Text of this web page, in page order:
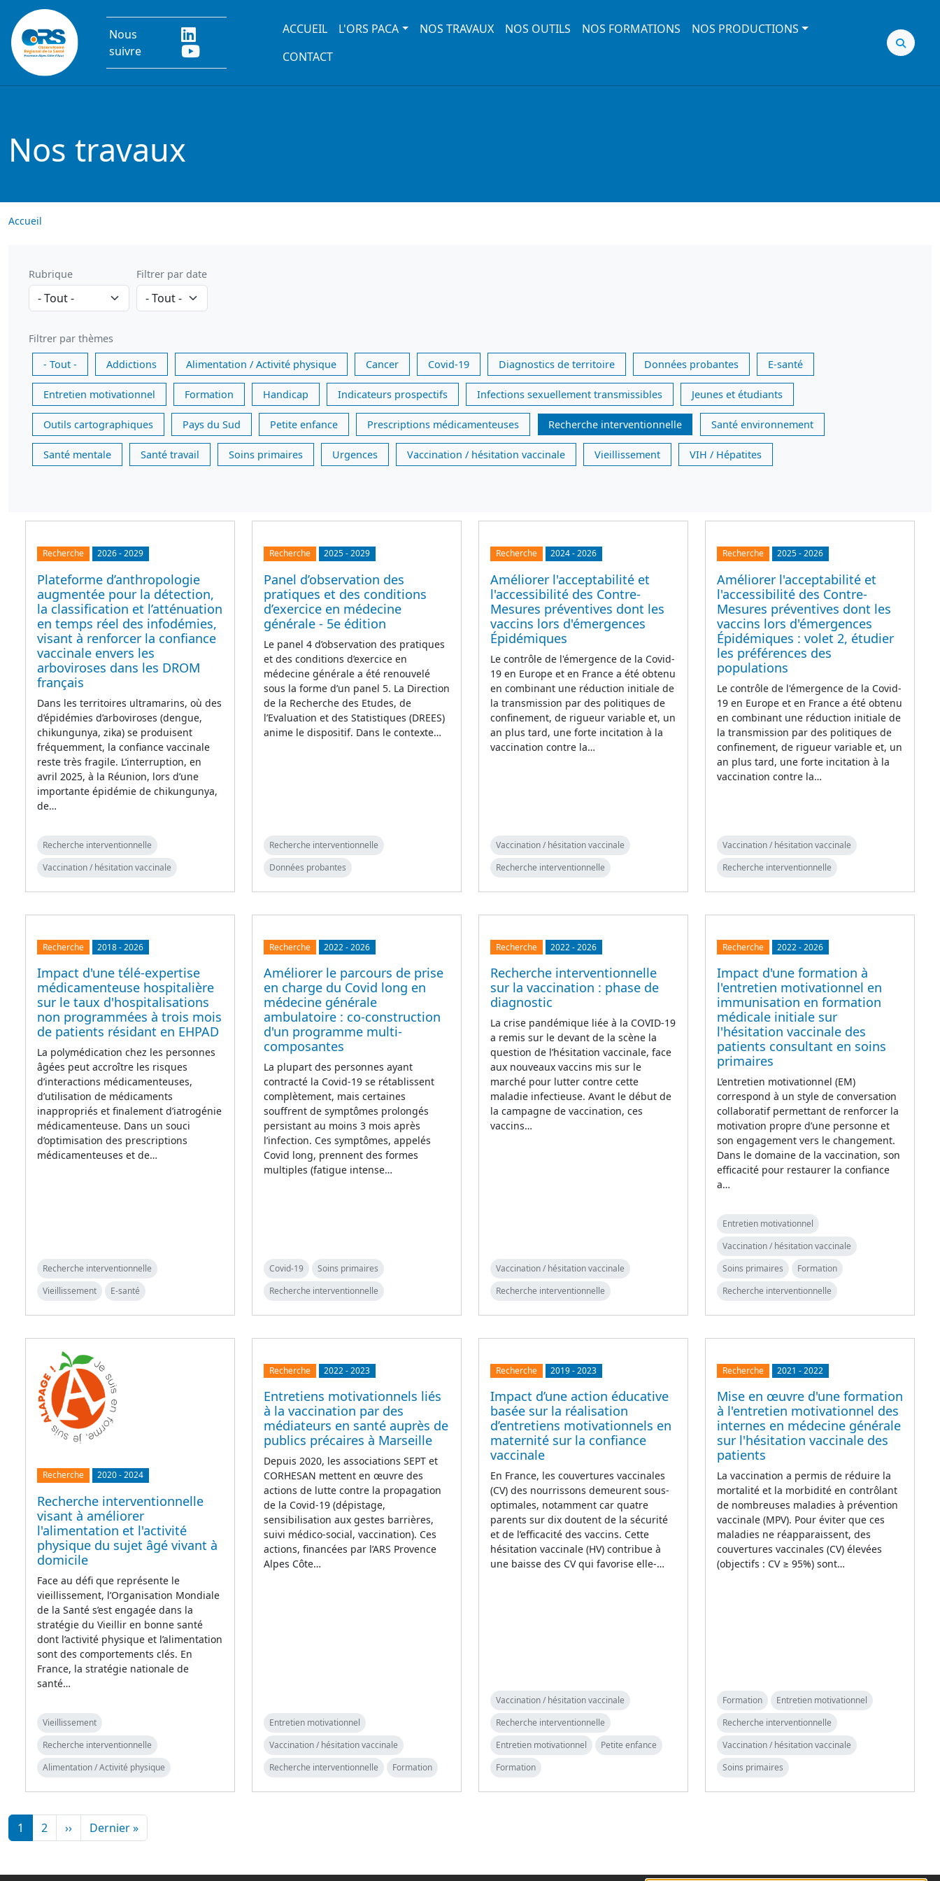
Aller au contenu principal
Nous
suivre
Main navigation
ACCUEIL L'ORS PACA NOS TRAVAUX NOS OUTILS NOS FORMATIONS
NOS PRODUCTIONS
CONTACT
Nos travaux
Accueil
Rubrique Filtrer par date
Filtrer par thèmes
- Tout -
Addictions Alimentation / Activité physique Cancer Covid-19 Diagnostics de territoire Données probantes E-santé
Entretien motivationnel Formation Handicap Indicateurs prospectifs Infections sexuellement transmissibles Jeunes et étudiants
Outils cartographiques Pays du Sud Petite enfance Prescriptions médicamenteuses Recherche interventionnelle Santé environnement
Santé mentale Santé travail Soins primaires Urgences Vaccination / hésitation vaccinale Vieillissement VIH / Hépatites
Recherche 2026-2029
Plateforme d’anthropologie
augmentée pour la détection,
la classification et l’atténuation
en temps réel des infodémies,
visant à renforcer la confiance
vaccinale envers les
arboviroses dans les DROM
français
Dans les territoires ultramarins, où des
d’épidémies d’arboviroses (dengue,
chikungunya, zika) se produisent
fréquemment, la confiance vaccinale
reste très fragile. L’interruption, en
avril 2025, à la Réunion, lors d’une
importante épidémie de chikungunya,
de…
Recherche interventionnelle
Vaccination / hésitation vaccinale
Recherche 2025-2029
Panel d’observation des
pratiques et des conditions
d’exercice en médecine
générale - 5e édition
Le panel 4 d’observation des pratiques
et des conditions d’exercice en
médecine générale a été renouvelé
sous la forme d’un panel 5. La Direction
de la Recherche des Etudes, de
l’Evaluation et des Statistiques (DREES)
anime le dispositif. Dans le contexte…
Recherche interventionnelle
Données probantes
Recherche 2024-2026
Améliorer l'acceptabilité et
l'accessibilité des Contre-
Mesures préventives dont les
vaccins lors d'émergences
Épidémiques
Le contrôle de l'émergence de la Covid-
19 en Europe et en France a été obtenu
en combinant une réduction initiale de
la transmission par des politiques de
confinement, de rigueur variable et, un
an plus tard, une forte incitation à la
vaccination contre la…
Vaccination / hésitation vaccinale
Recherche interventionnelle
Recherche 2025-2026
Améliorer l'acceptabilité et
l'accessibilité des Contre-
Mesures préventives dont les
vaccins lors d'émergences
Épidémiques : volet 2, étudier
les préférences des
populations
Le contrôle de l'émergence de la Covid-
19 en Europe et en France a été obtenu
en combinant une réduction initiale de
la transmission par des politiques de
confinement, de rigueur variable et, un
an plus tard, une forte incitation à la
vaccination contre la…
Vaccination / hésitation vaccinale
Recherche interventionnelle
Recherche 2018-2026
Impact d'une télé-expertise
médicamenteuse hospitalière
sur le taux d'hospitalisations
non programmées à trois mois
de patients résidant en EHPAD
La polymédication chez les personnes
âgées peut accroître les risques
d’interactions médicamenteuses,
d’utilisation de médicaments
inappropriés et finalement d’iatrogénie
médicamenteuse. Dans un souci
d’optimisation des prescriptions
médicamenteuses et de…
Recherche interventionnelle
Vieillissement
E-santé
Recherche 2022-2026
Améliorer le parcours de prise
en charge du Covid long en
médecine générale
ambulatoire : co-construction
d'un programme multi-
composantes
La plupart des personnes ayant
contracté la Covid-19 se rétablissent
complètement, mais certaines
souffrent de symptômes prolongés
persistant au moins 3 mois après
l’infection. Ces symptômes, appelés
Covid long, prennent des formes
multiples (fatigue intense…
Covid-19
Soins primaires
Recherche interventionnelle
Recherche 2022-2026
Recherche interventionnelle
sur la vaccination : phase de
diagnostic
La crise pandémique liée à la COVID-19
a remis sur le devant de la scène la
question de l’hésitation vaccinale, face
aux nouveaux vaccins mis sur le
marché pour lutter contre cette
maladie infectieuse. Avant le début de
la campagne de vaccination, ces
vaccins…
Vaccination / hésitation vaccinale
Recherche interventionnelle
Recherche 2022-2026
Impact d'une formation à
l'entretien motivationnel en
immunisation en formation
médicale initiale sur
l'hésitation vaccinale des
patients consultant en soins
primaires
L’entretien motivationnel (EM)
correspond à un style de conversation
collaboratif permettant de renforcer la
motivation propre d’une personne et
son engagement vers le changement.
Dans le domaine de la vaccination, son
efficacité pour restaurer la confiance
a…
Entretien motivationnel
Vaccination / hésitation vaccinale
Soins primaires
Formation
Recherche interventionnelle
Recherche 2020-2024
Recherche interventionnelle
visant à améliorer
l'alimentation et l'activité
physique du sujet âgé vivant à
domicile
Face au défi que représente le
vieillissement, l’Organisation Mondiale
de la Santé s’est engagée dans la
stratégie du Vieillir en bonne santé
dont l’activité physique et l’alimentation
sont des comportements clés. En
France, la stratégie nationale de
santé…
Vieillissement
Recherche interventionnelle
Alimentation / Activité physique
Recherche 2022-2023
Entretiens motivationnels liés
à la vaccination par des
médiateurs en santé auprès de
publics précaires à Marseille
Depuis 2020, les associations SEPT et
CORHESAN mettent en œuvre des
actions de lutte contre la propagation
de la Covid-19 (dépistage,
sensibilisation aux gestes barrières,
suivi médico-social, vaccination). Ces
actions, financées par l’ARS Provence
Alpes Côte…
Entretien motivationnel
Vaccination / hésitation vaccinale
Recherche interventionnelle
Formation
Recherche 2019-2023
Impact d’une action éducative
basée sur la réalisation
d’entretiens motivationnels en
maternité sur la confiance
vaccinale
En France, les couvertures vaccinales
(CV) des nourrissons demeurent sous-
optimales, notamment car quatre
parents sur dix doutent de la sécurité
et de l’efficacité des vaccins. Cette
hésitation vaccinale (HV) contribue à
une baisse des CV qui favorise elle-…
Vaccination / hésitation vaccinale
Recherche interventionnelle
Entretien motivationnel
Petite enfance
Formation
Recherche 2021 -2022
Mise en œuvre d'une formation
à l'entretien motivationnel des
internes en médecine générale
sur l'hésitation vaccinale des
patients
La vaccination a permis de réduire la
mortalité et la morbidité en contrôlant
de nombreuses maladies à prévention
vaccinale (MPV). Pour éviter que ces
maladies ne réapparaissent, des
couvertures vaccinales (CV) élevées
(objectifs : CV ≥ 95%) sont…
Formation
Entretien motivationnel
Recherche interventionnelle
Vaccination / hésitation vaccinale
Soins primaires
Pagination
1 2 ››Page suivante
Dernier »Dernière page